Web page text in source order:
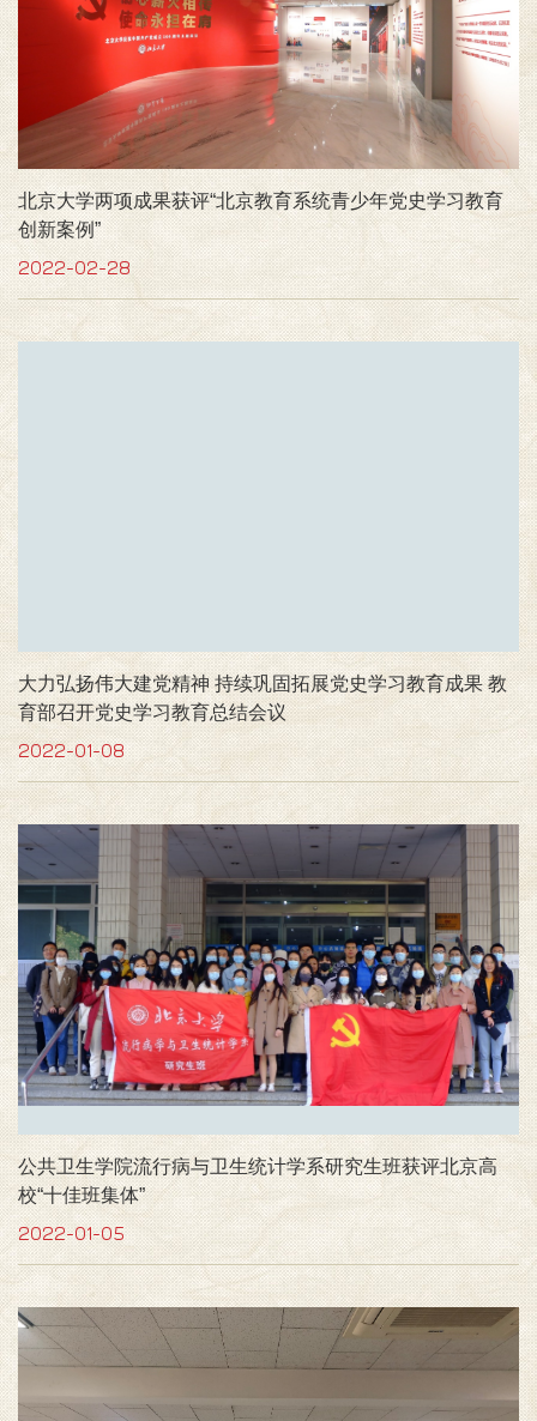
北京大学两项成果获评“北京教育系统青少年党史学习教育
创新案例”
2022-02-28
大力弘扬伟大建党精神 持续巩固拓展党史学习教育成果 教
育部召开党史学习教育总结会议
2022-01-08
公共卫生学院流行病与卫生统计学系研究生班获评北京高
校“十佳班集体”
2022-01-05